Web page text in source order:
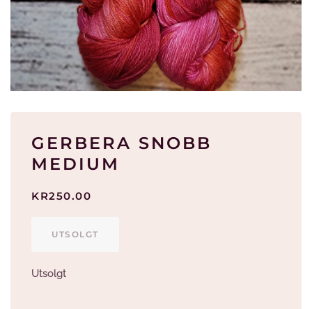
GERBERA SNOBB
MEDIUM
KR250.00
UTSOLGT
Utsolgt